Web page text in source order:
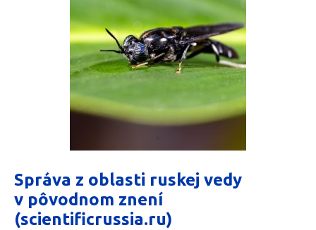
Správa z oblasti ruskej vedy
v pôvodnom znení
(scientificrussia.ru)